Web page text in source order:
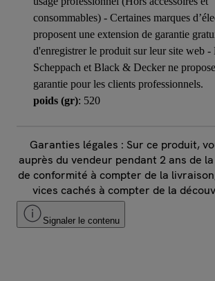
consommables) - Certaines marques
proposent une extension de garantie
d'enregistrer le produit sur leur site web -
Scheppach et Black & Decker ne
garantie pour les clients professionnels.
poids (gr): 520
Garanties légales : Sur ce produit,
auprès du vendeur pendant 2 ans de
de conformité à compter de la
vices cachés à compter de la
Signaler le contenu